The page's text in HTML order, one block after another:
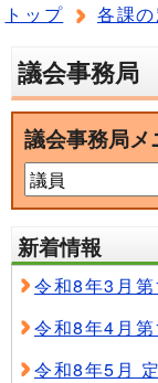
トップ 各課の
議会事務局
議会事務局メ
新着情報
令和8年3月
令和8年4月
令和8年5月